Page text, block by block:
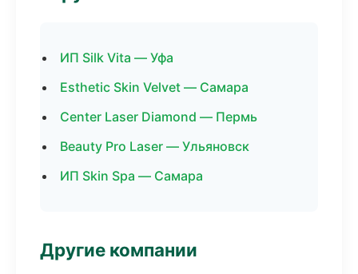
ИП Silk Vita — Уфа
Esthetic Skin Velvet — Самара
Center Laser Diamond — Пермь
Beauty Pro Laser — Ульяновск
ИП Skin Spa — Самара
Другие компании